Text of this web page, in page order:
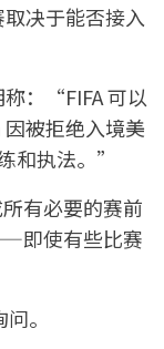
决于能否接入
：“FIFA 可以
被拒绝入境美
和执法。”
有必要的赛前
即使有些比赛
。